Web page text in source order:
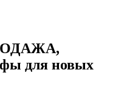
для новых